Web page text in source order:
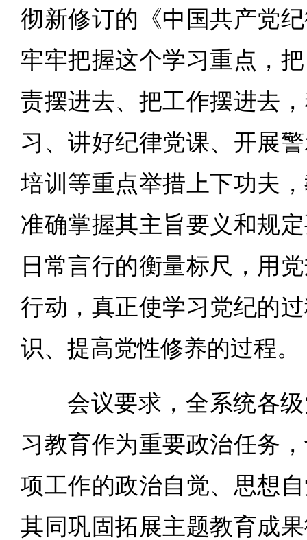
彻新修订的《中国共产党
牢牢把握这个学习重点，
责摆进去、把工作摆进去
习、讲好纪律党课、开展
培训等重点举措上下功夫
准确掌握其主旨要义和规
日常言行的衡量标尺，用
行动，真正使学习党纪的
识、提高党性修养的过程。
会议要求，全系统各
习教育作为重要政治任务
项工作的政治自觉、思想
其同巩固拓展主题教育成